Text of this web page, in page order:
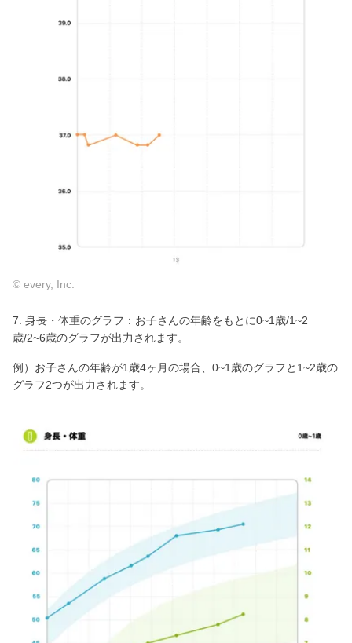
© every, Inc.
7. 身長・体重のグラフ：お子さんの年齢をもとに0~1歳/1~2
歳/2~6歳のグラフが出力されます。
例）お子さんの年齢が1歳4ヶ月の場合、0~1歳のグラフと1~2歳の
グラフ2つが出力されます。